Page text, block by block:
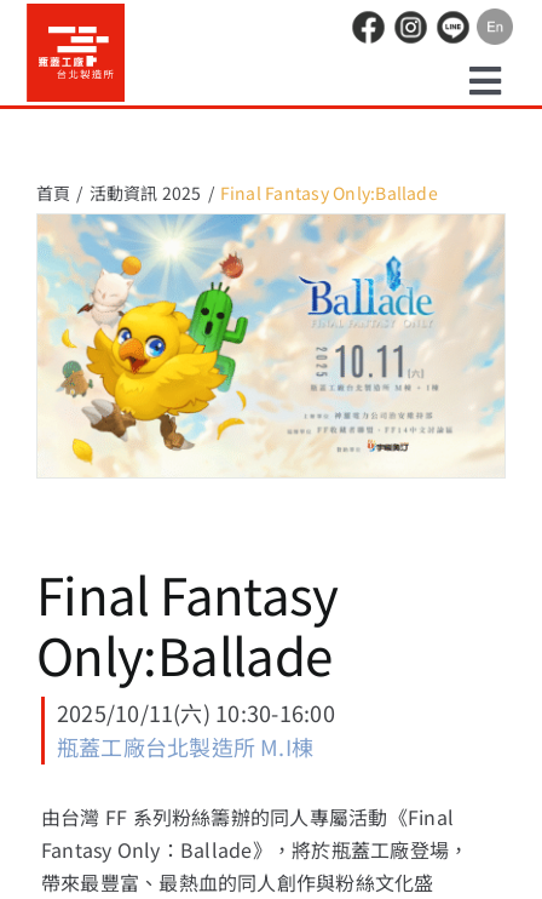
content
場地租借
活動紀錄
職人空間
辦公空間
13+實證場域
園區資源
首頁 活動資訊 2025 Final Fantasy Only:Ballade
Final Fantasy
Only:Ballade
2025/10/11(六) 10:30-16:00
瓶蓋工廠台北製造所 M.I棟
由台灣 FF 系列粉絲籌辦的同人專屬活動《Final
Fantasy Only：Ballade》，將於瓶蓋工廠登場，
帶來最豐富、最熱血的同人創作與粉絲文化盛